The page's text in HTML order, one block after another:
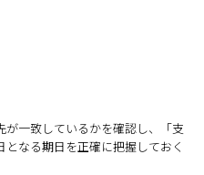
が一致しているかを確認し、「支
なる期日を正確に把握しておく